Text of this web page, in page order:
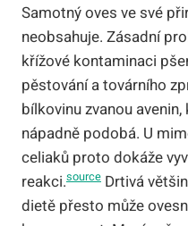
Samotný oves ve své
neobsahuje. Zásadní
křížové kontaminaci
pěstování a továrního
bílkovinu zvanou
nápadně podobá. U
celiaků proto dokáže
reakci.source Drtivá
dietě přesto může